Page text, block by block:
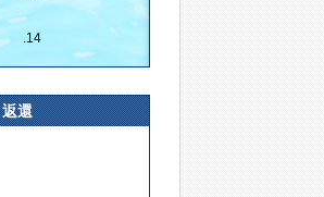
.14
返還